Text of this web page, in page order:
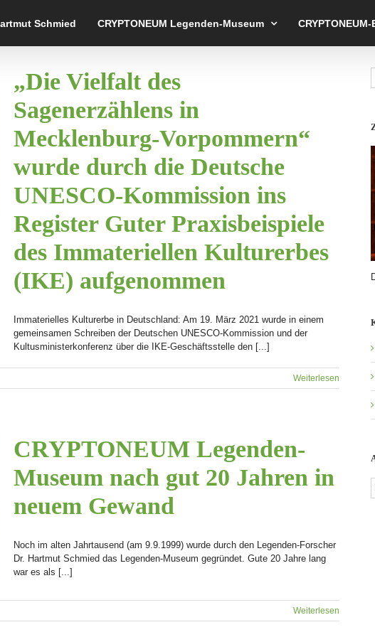
Schmied CRYPTONEUM Legenden-Museum
„Die Vielfalt des
Sagenerzählens in
Mecklenburg-Vorpommern“
wurde durch die Deutsche
UNESCO-Kommission ins
Register Guter Praxisbeispiele
des Immateriellen Kulturerbes
(IKE) aufgenommen
Immaterielles Kulturerbe in Deutschland: Am 19. März 2021 wurde in einem
gemeinsamen Schreiben der Deutschen UNESCO-Kommission und der
Kultusministerkonferenz über die IKE-Geschäftsstelle den [...]
Weiterlesen
CRYPTONEUM Legenden-
Museum nach gut 20 Jahren in
neuem Gewand
Noch im alten Jahrtausend (am 9.9.1999) wurde durch den Legenden-Forscher
Dr. Hartmut Schmied das Legenden-Museum gegründet. Gute 20 Jahre lang
war es als [...]
Weiterlesen